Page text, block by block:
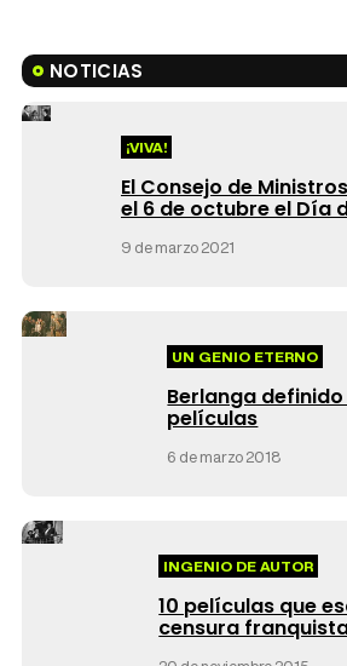
NOTICIAS
¡VIVA!
El Consejo de
el 6 de octubre el Día
9 de marzo 2021
UN GENIO ETERNO
Berlanga definido
películas
6 de marzo 2018
INGENIO DE AUTOR
10 películas que
censura